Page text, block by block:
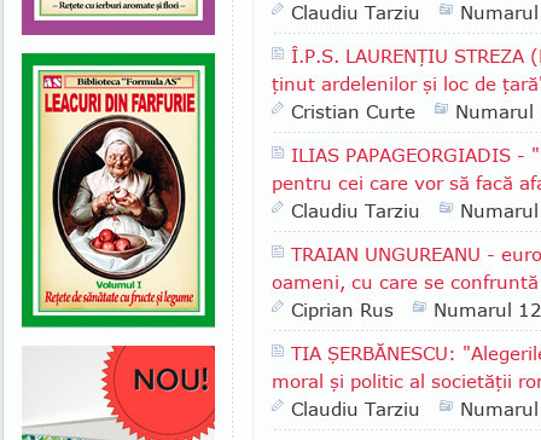
Claudiu Tarziu
Î.P.S. LAURENŢIU
ţinut ardelenilor şi loc de
Cristian Curte
Numarul
ILIAS PAPAGEORGIADIS
pentru cei care vor să facă
Claudiu Tarziu
TRAIAN UNGUREANU -
oameni, cu care se
Ciprian Rus
Numarul
TIA ŞERBĂNESCU:
moral şi politic al societăţii
Claudiu Tarziu